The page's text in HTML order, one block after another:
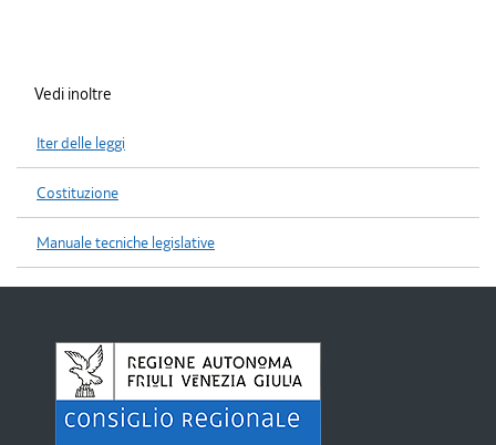
Vedi inoltre
Iter delle leggi
Costituzione
Manuale tecniche legislative